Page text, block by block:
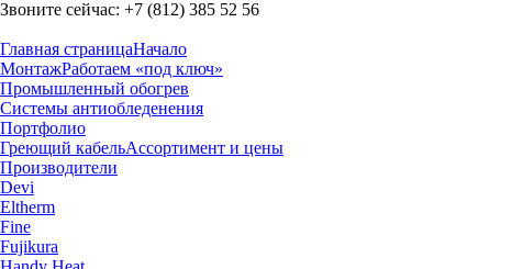
Звоните сейчас: +7 (812) 385 52 56
Главная страницаНачало
МонтажРаботаем «под ключ»
Промышленный обогрев
Системы антиобледенения
Портфолио
Греющий кабельАссортимент и цены
Производители
Devi
Eltherm
Fine
Fujikura